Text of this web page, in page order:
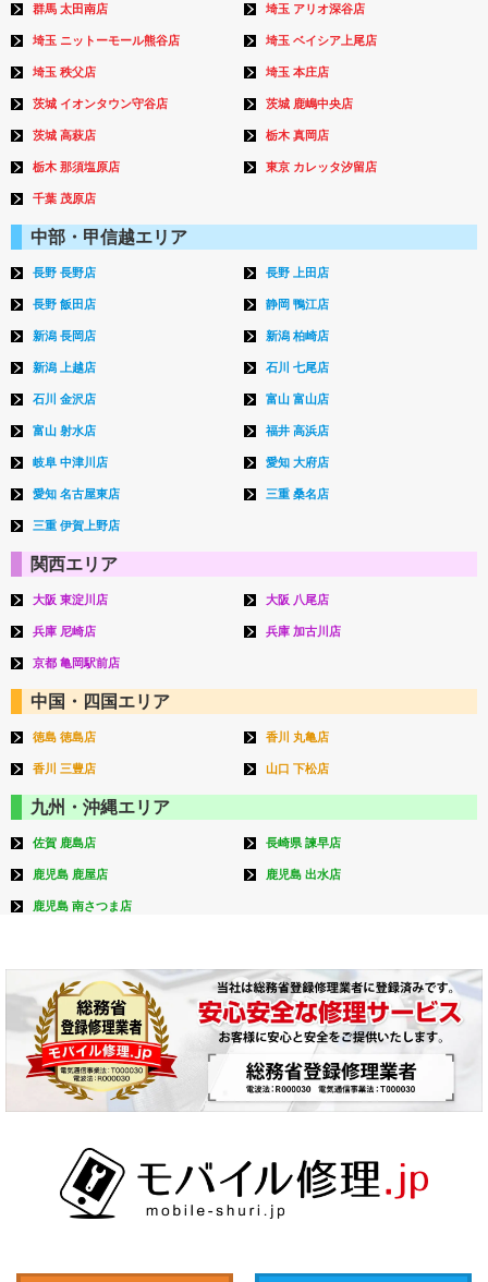
群馬 太田南店 埼玉 アリオ深谷店
埼玉 ニットーモール熊谷店 埼玉 ベイシア上尾店
埼玉 秩父店 埼玉 本庄店
茨城 イオンタウン守谷店 茨城 鹿嶋中央店
茨城 高萩店 栃木 真岡店
栃木 那須塩原店 東京 カレッタ汐留店
千葉 茂原店
中部・甲信越エリア
長野 長野店 長野 上田店
長野 飯田店 静岡 鴨江店
新潟 長岡店 新潟 柏崎店
新潟 上越店 石川 七尾店
石川 金沢店 富山 富山店
富山 射水店 福井 高浜店
岐阜 中津川店 愛知 大府店
愛知 名古屋東店 三重 桑名店
三重 伊賀上野店
関西エリア
大阪 東淀川店 大阪 八尾店
兵庫 尼崎店 兵庫 加古川店
京都 亀岡駅前店
中国・四国エリア
徳島 徳島店 香川 丸亀店
香川 三豊店 山口 下松店
九州・沖縄エリア
佐賀 鹿島店 長崎県 諫早店
鹿児島 鹿屋店 鹿児島 出水店
鹿児島 南さつま店